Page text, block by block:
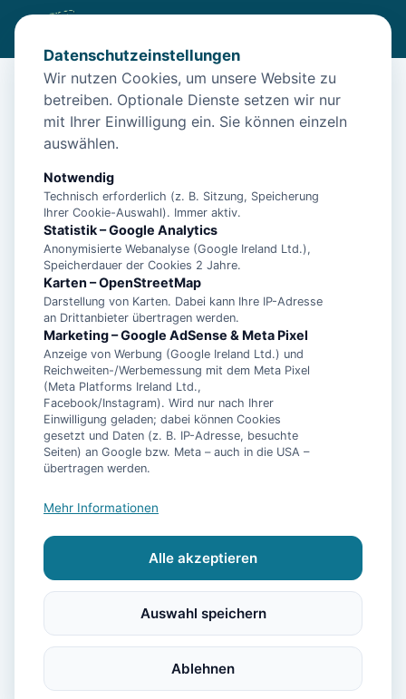
/Unterkünfte /Norden/Norden: Apartment Ankerweg
Norden: Apartment Ankerweg
Heizung Kühlschrank
Mikrowelle Terrasse Garten
Kaffeemaschine Herdplatte Toaster
Datenschutzeinstellungen
Wir nutzen Cookies, um unsere Website zu
betreiben. Optionale Dienste setzen wir nur
mit Ihrer Einwilligung ein. Sie können einzeln
auswählen.
Notwendig
Technisch erforderlich (z. B. Sitzung, Speicherung
Ihrer Cookie-Auswahl). Immer aktiv.
Statistik – Google Analytics
Anonymisierte Webanalyse (Google Ireland Ltd.),
Speicherdauer der Cookies 2 Jahre.
Karten – OpenStreetMap
Darstellung von Karten. Dabei kann Ihre IP-Adresse
an Drittanbieter übertragen werden.
Marketing – Google AdSense & Meta Pixel
Anzeige von Werbung (Google Ireland Ltd.) und
Reichweiten-/Werbemessung mit dem Meta Pixel
(Meta Platforms Ireland Ltd.,
Facebook/Instagram). Wird nur nach Ihrer
Einwilligung geladen; dabei können Cookies
gesetzt und Daten (z. B. IP-Adresse, besuchte
Seiten) an Google bzw. Meta – auch in die USA –
übertragen werden.
Mehr Informationen
Alle akzeptieren
Auswahl speichern
Ablehnen